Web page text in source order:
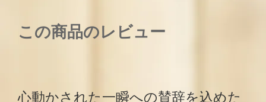
この商品のレビュー
心動かされた一瞬への賛辞を込めた